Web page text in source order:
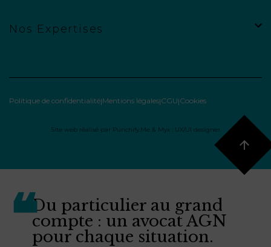
Nos Expertises
Politique de confidentialité Mentions légales CGU Cookies
Site web réalisé par Punchify.Me & Myx : UX/UI designer
Du particulier au grand
compte : un avocat AGN
pour chaque situation.